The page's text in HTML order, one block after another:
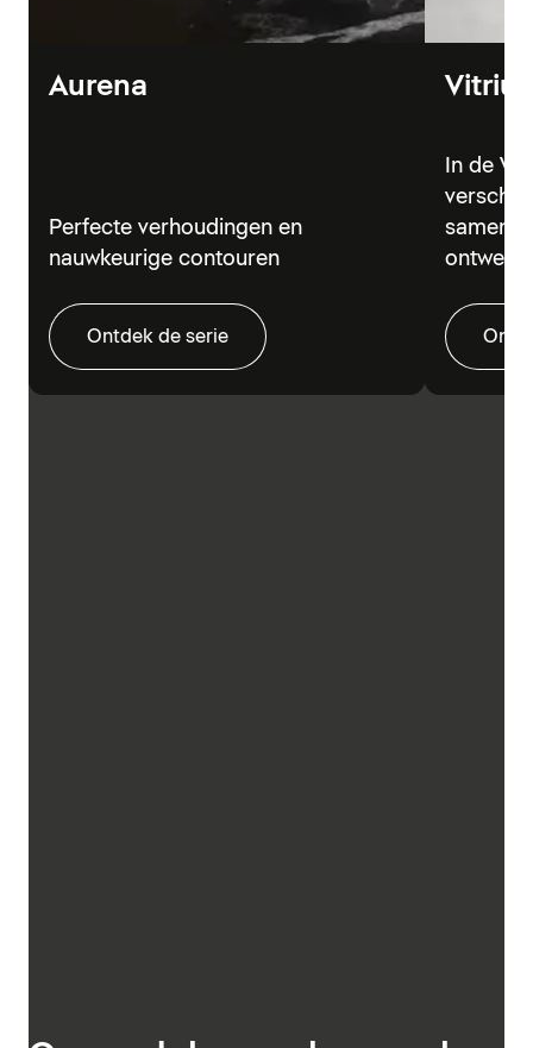
Aurena
Perfecte verhoudingen en
nauwkeurige contouren
Ontdek de serie
In de
samen
ontwerp